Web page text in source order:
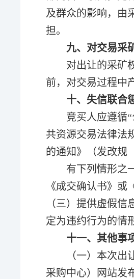
及群众的影响，由
担。
九、对交易采
对出让的采矿
前，对交易过程中
十、失信联合
竞买人应遵循
共资源交易法律法
的通知》（发改规
有下列情形之
《成交确认书》或
（三）提供虚假
定为违约行为的情
十一、其他事
（一）本次
采购中心）网站发